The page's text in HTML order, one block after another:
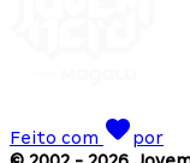
Feito com
por